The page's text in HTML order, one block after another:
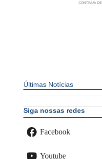
Últimas Notícias
Siga nossas redes
Facebook
Youtube